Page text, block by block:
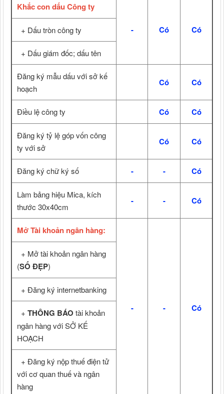
Khắc con dấu Công ty
- Có Có
+ Dấu tròn công ty
+ Dấu giám đốc; dấu tên
Đăng ký mẫu dấu với sở kế
hoạch
Có Có
Điều lệ công ty Có Có
Đăng ký tỷ lệ góp vốn công
ty với sở
Có Có
Đăng ký chữ ký số - - Có
Làm bảng hiệu Mica, kích
thước 30x40cm
- - Có
Mở Tài khoản ngân hàng:
- - Có
+ Mở tài khoản ngân hàng
(SỐ ĐẸP)
+ Đăng ký internetbanking
+ THÔNG BÁO tài khoản
ngân hàng với SỞ KẾ
HOẠCH
+ Đăng ký nộp thuế điện tử
với cơ quan thuế và ngân
hàng